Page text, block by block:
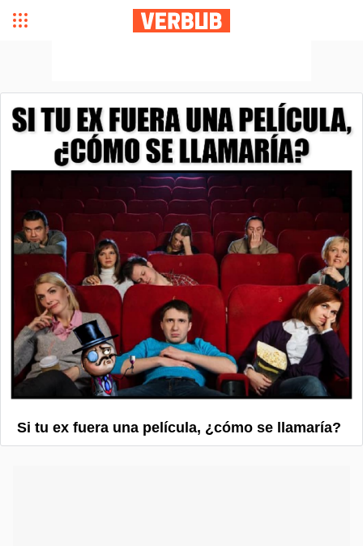
Si tu ex fuera una película, ¿cómo se llamaría?